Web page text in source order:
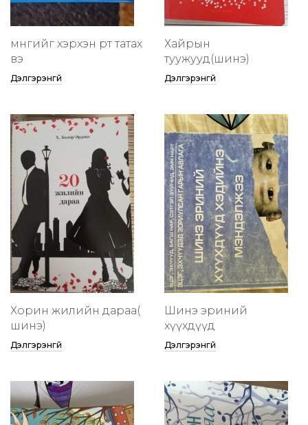
мөнгийг хэрхэн өөртөө татах
вэ
Дэлгэрэнгүй
Хайрын
туужууд(шинэ)
Дэлгэрэнгүй
Хорин жилийн дараа(
шинэ)
Дэлгэрэнгүй
Шинэ эриний
хүүхдүүд
Дэлгэрэнгүй